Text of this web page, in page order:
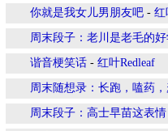
你就是我女儿男朋友吧 - 红
周末段子：老川是老毛的好
谐音梗笑话 - 红叶Redleaf
周末随想录：长跑，嗑药
周末段子：高士早苗这表